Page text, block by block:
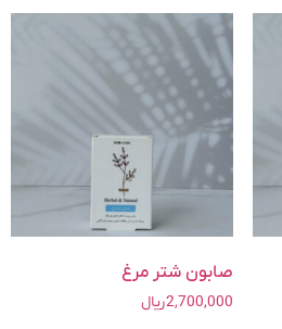
صابون شتر مرغ
2,700,000ریال